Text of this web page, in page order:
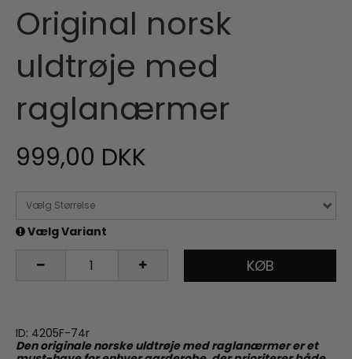
Original norsk
uldtrøje med
raglanærmer
999,00 DKK
Vælg Størrelse
Vælg Variant
KØB
ID: 4205F-74r
Den originale norske uldtrøje med raglanærmer er et